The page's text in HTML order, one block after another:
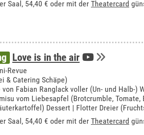
Saal, 54,40 € oder mit der Theatercard
Love is in the air
Revue
& Catering Schäpe)
von Fabian Ranglack voller (Un- und Halb-
vom Liebesapfel (Brotcrumble,
Dessert | Flotter Dreier
Saal, 54,40 € oder mit der Theatercard